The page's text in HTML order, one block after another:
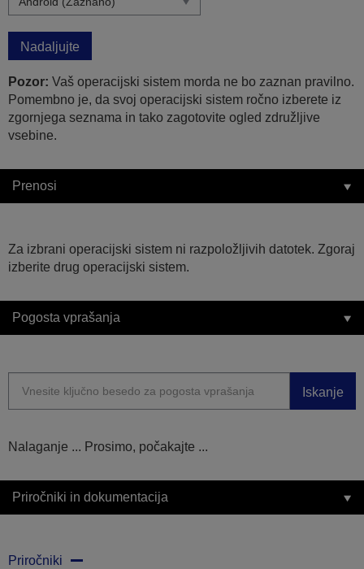
Nadaljujte
Pozor: Vaš operacijski sistem morda ne bo zaznan pravilno.
Pomembno je, da svoj operacijski sistem ročno izberete iz
zgornjega seznama in tako zagotovite ogled združljive
vsebine.
Prenosi
Za izbrani operacijski sistem ni razpoložljivih datotek. Zgoraj
izberite drug operacijski sistem.
Pogosta vprašanja
Iskanje
Nalaganje ... Prosimo, počakajte ...
Priročniki in dokumentacija
Priročniki